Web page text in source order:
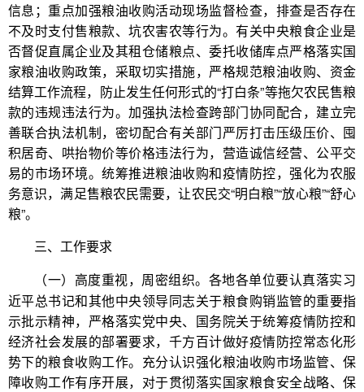
信息；重点加强粮油收购活动现场监督检查，排查是否存在
不及时支付售粮款、坑农害农等行为。有关中央粮食企业是
否督促直属企业及其租仓储粮点、委托收储库点严格落实国
家粮油收购政策，采取切实措施，严格规范粮油收购、资金
结算工作流程，防止发生任何形式的“打白条”等拖欠农民售粮
款的违规违法行为。加强执法检查跨部门协同配合，建立完
善联合执法机制，密切配合有关部门严厉打击压级压价、囤
积居奇、哄抬物价等价格违法行为，营造诚信经营、公平交
易的市场环境。统筹推进粮油收购和疫情防控，强化为农服
务意识，满足售粮农民需要，让农民交“明白粮”“放心粮”“舒心
粮”。
三、工作要求
（一）高度重视，周密组织。 各地各单位要认真落实习
近平总书记和其他中央领导同志关于粮食购销监管的重要指
示批示精神，严格落实党中央、国务院关于统筹疫情防控和
经济社会发展的部署要求，千方百计做好疫情防控常态化形
势下的粮食收购工作。充分认识强化粮油收购市场监管、保
障收购工作有序开展，对于贯彻落实国家粮食安全战略、保